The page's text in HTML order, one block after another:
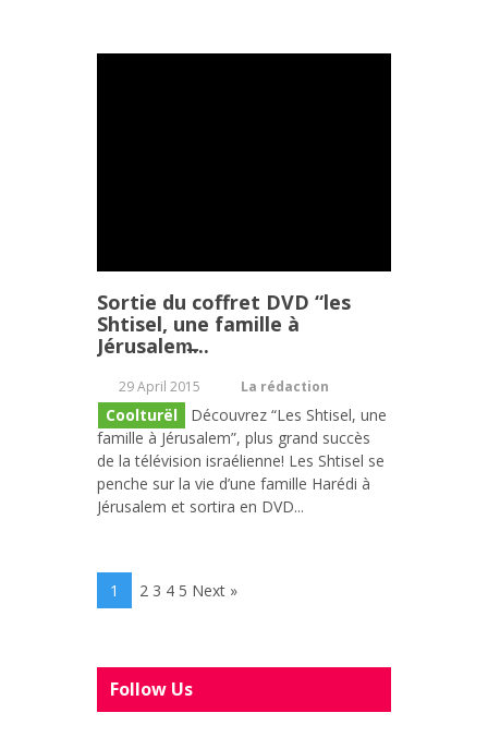
Sortie du coffret DVD “les
Shtisel, une famille à
Jérusalem̶...
29 April 2015 La rédaction
Coolturël
Découvrez “Les Shtisel, une
famille à Jérusalem”, plus grand succès
de la télévision israélienne! Les Shtisel se
penche sur la vie d’une famille Harédi à
Jérusalem et sortira en DVD...
1 2 3 4 5 Next »
Follow Us